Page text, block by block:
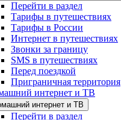
Перейти в раздел
Тарифы в путешествиях
Тарифы в России
Интернет в путешествиях
Звонки за границу
SMS в путешествиях
Перед поездкой
Приграничная территория
интернет и ТВ
интернет и ТВ
Перейти в раздел